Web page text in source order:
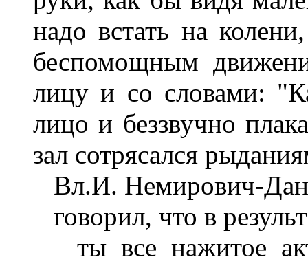
надо встать на
беспомощным
лицу и со словами:
лицо и беззвучно
зал сотрясался
Вл.И. Немирович-
говорил, что в
ты все нажитое